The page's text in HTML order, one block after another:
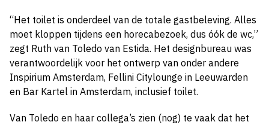
“Het toilet is onderdeel van de totale gastbeleving. Alles
moet kloppen tijdens een horecabezoek, dus óók de wc,”
zegt Ruth van Toledo van Estida. Het designbureau was
verantwoordelijk voor het ontwerp van onder andere
Inspirium Amsterdam, Fellini Citylounge in Leeuwarden
en Bar Kartel in Amsterdam, inclusief toilet.
Van Toledo en haar collega’s zien (nog) te vaak dat het